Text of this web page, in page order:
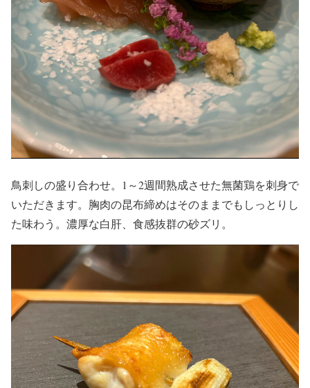
鳥刺しの盛り合わせ。1～2週間熟成させた無菌鶏を刺身で
いただきます。胸肉の昆布締めはそのままでもしっとりし
た味わう。濃厚な白肝、食感抜群の砂ズリ。